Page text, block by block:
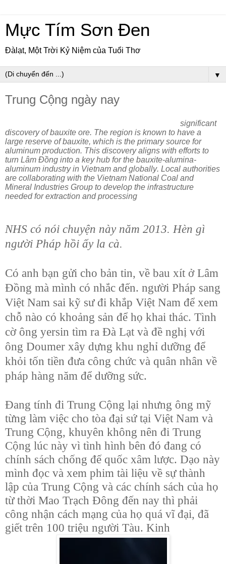
Mực Tím Sơn Đen
Đàlạt, Một Trời Kỷ Niệm của Tuổi Thơ
▼
Trung Cộng ngày nay
significant
discovery of bauxite ore. The region is known to have a
large reserve of bauxite, which is the primary source for
aluminum production. This discovery aligns with efforts to
turn Lâm Đồng into a key hub for the bauxite-alumina-
aluminum industry in Vietnam and globally. Local authorities
are collaborating with the Vietnam National Coal and
Mineral Industries Group to develop the infrastructure
needed for extraction and processing
NHS có nói chuyện này năm 2013. Hèn gì
người Pháp hồi ấy la cà.
Có anh bạn gửi cho bản tin, về bau xít ở Lâm
Đồng mà mình có nhắc đến. người Pháp sang
Việt Nam sai kỹ sư đi khắp Việt Nam để xem
chỗ nào có khoảng sản để họ khai thác. Tình
cờ ông yersin tìm ra Đà Lạt và đề nghị với
ông Doumer xây dựng khu nghỉ dưỡng để
khỏi tốn tiền đưa công chức và quân nhân về
pháp hàng năm để dưỡng sức.
Đang tính đi Trung Cộng lại nhưng ông mỹ
từng làm việc cho tòa đại sứ tại Việt Nam và
Trung Cộng, khuyên không nên đi Trung
Cộng lúc này vì tình hình bên đó đang có
chính sách chống đế quốc xâm lược. Dạo này
mình đọc và xem phim tài liệu về sự thành
lập của Trung Cộng và các chính sách của họ
từ thời Mao Trạch Đông đến nay thì phải
công nhận cách mạng của họ quá vĩ đại, đã
giết trên 100 triệu người Tàu. Kinh